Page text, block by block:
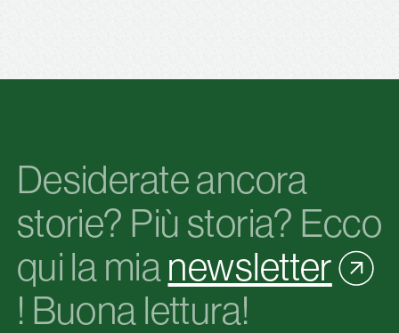
Desiderate ancora
storie? Più storia? Ecco
qui la mia newsletter
! Buona lettura!